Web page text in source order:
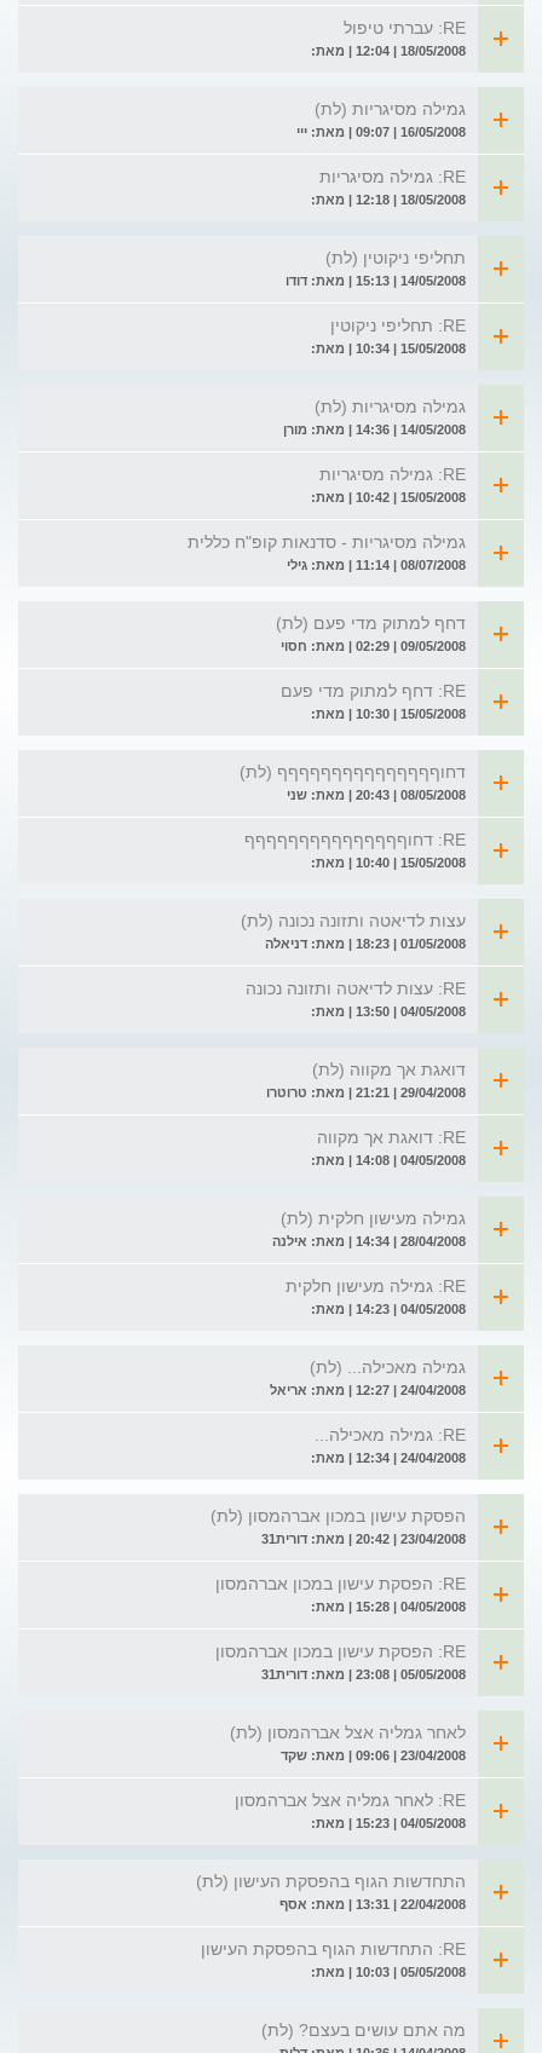
RE: עברתי טיפול
18/05/2008 | 12:04 | מאת:
גמילה מסיגריות (לת)
16/05/2008 | 09:07 | מאת: ייי
RE: גמילה מסיגריות
18/05/2008 | 12:18 | מאת:
תחליפי ניקוטין (לת)
14/05/2008 | 15:13 | מאת: דודו
RE: תחליפי ניקוטין
15/05/2008 | 10:34 | מאת:
גמילה מסיגריות (לת)
14/05/2008 | 14:36 | מאת: מורן
RE: גמילה מסיגריות
15/05/2008 | 10:42 | מאת:
גמילה מסיגריות - סדנאות קופ"ח כללית
08/07/2008 | 11:14 | מאת: גילי
דחף למתוק מדי פעם (לת)
09/05/2008 | 02:29 | מאת: חסוי
RE: דחף למתוק מדי פעם
15/05/2008 | 10:30 | מאת:
דחוףףףףףףףףףףףףףףף (לת)
08/05/2008 | 20:43 | מאת: שני
RE: דחוףףףףףףףףףףףףףףף
15/05/2008 | 10:40 | מאת:
עצות לדיאטה ותזונה נכונה (לת)
01/05/2008 | 18:23 | מאת: דניאלה
RE: עצות לדיאטה ותזונה נכונה
04/05/2008 | 13:50 | מאת:
דואגת אך מקווה (לת)
29/04/2008 | 21:21 | מאת: טרוטרו
RE: דואגת אך מקווה
04/05/2008 | 14:08 | מאת:
גמילה מעישון חלקית (לת)
28/04/2008 | 14:34 | מאת: אילנה
RE: גמילה מעישון חלקית
04/05/2008 | 14:23 | מאת:
גמילה מאכילה... (לת)
24/04/2008 | 12:27 | מאת: אריאל
RE: גמילה מאכילה...
24/04/2008 | 12:34 | מאת:
הפסקת עישון במכון אברהמסון (לת)
23/04/2008 | 20:42 | מאת: דורית31
RE: הפסקת עישון במכון אברהמסון
04/05/2008 | 15:28 | מאת:
RE: הפסקת עישון במכון אברהמסון
05/05/2008 | 23:08 | מאת: דורית31
לאחר גמליה אצל אברהמסון (לת)
23/04/2008 | 09:06 | מאת: שקד
RE: לאחר גמליה אצל אברהמסון
04/05/2008 | 15:23 | מאת:
התחדשות הגוף בהפסקת העישון (לת)
22/04/2008 | 13:31 | מאת: אסף
RE: התחדשות הגוף בהפסקת העישון
05/05/2008 | 10:03 | מאת:
מה אתם עושים בעצם? (לת)